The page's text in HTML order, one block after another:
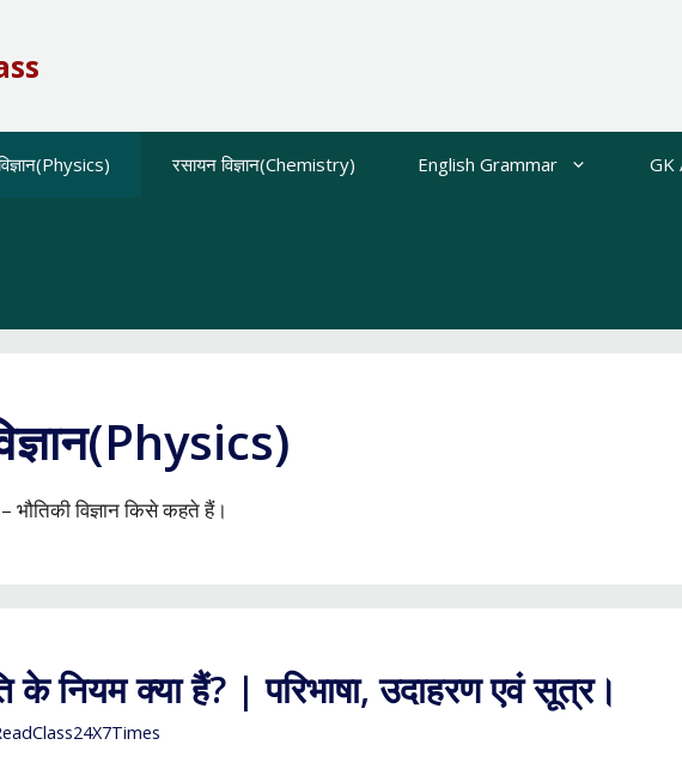
रसायन विज्ञान(Chemistry) English Grammar GK
विज्ञान किसे कहते हैं।
के नियम क्या हैं? | परिभाषा, उदाहरण एवं सूत्र।